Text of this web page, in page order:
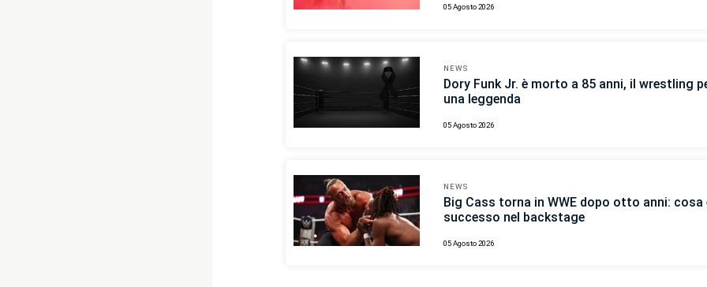
05 Agosto 2026
NEWS
Dory Funk Jr. è morto a 85 anni, il wrestling
una leggenda
05 Agosto 2026
NEWS
Big Cass torna in WWE dopo otto anni: cosa
successo nel backstage
05 Agosto 2026